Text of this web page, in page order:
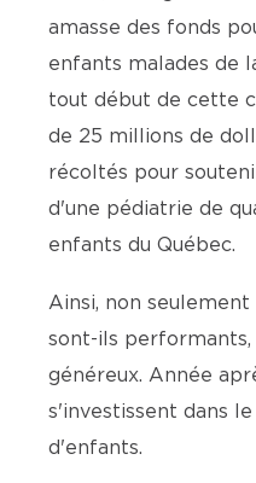
amasse des fonds
enfants malades de
tout début de cette
de 25 millions de
récoltés pour
d'une pédiatrie de
enfants du Québec.
Ainsi, non
sont-ils
généreux. Année
s'investissent dans
d'enfants.